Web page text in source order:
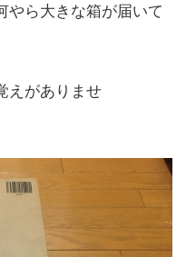
やら大きな箱が届いて
えがありませ